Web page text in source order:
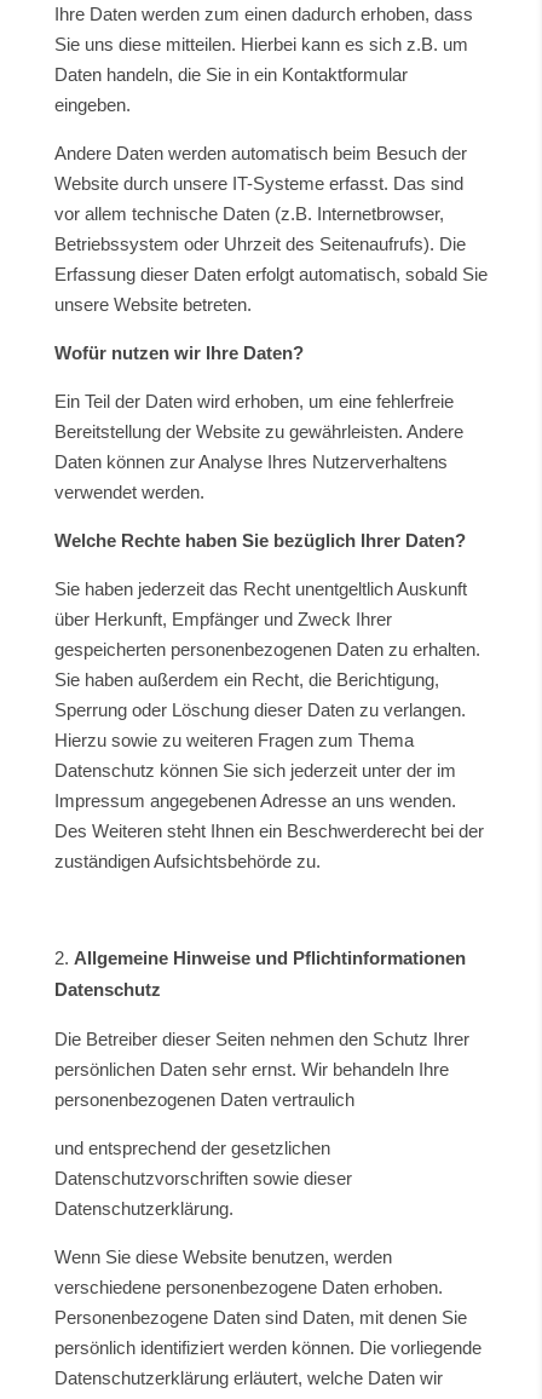
Ihre Daten werden zum einen dadurch erhoben, dass
Sie uns diese mitteilen. Hierbei kann es sich z.B. um
Daten handeln, die Sie in ein Kontaktformular
eingeben.
Andere Daten werden automatisch beim Besuch der
Website durch unsere IT-Systeme erfasst. Das sind
vor allem technische Daten (z.B. Internetbrowser,
Betriebssystem oder Uhrzeit des Seitenaufrufs). Die
Erfassung dieser Daten erfolgt automatisch, sobald Sie
unsere Website betreten.
Wofür nutzen wir Ihre Daten?
Ein Teil der Daten wird erhoben, um eine fehlerfreie
Bereitstellung der Website zu gewährleisten. Andere
Daten können zur Analyse Ihres Nutzerverhaltens
verwendet werden.
Welche Rechte haben Sie bezüglich Ihrer Daten?
Sie haben jederzeit das Recht unentgeltlich Auskunft
über Herkunft, Empfänger und Zweck Ihrer
gespeicherten personenbezogenen Daten zu erhalten.
Sie haben außerdem ein Recht, die Berichtigung,
Sperrung oder Löschung dieser Daten zu verlangen.
Hierzu sowie zu weiteren Fragen zum Thema
Datenschutz können Sie sich jederzeit unter der im
Impressum angegebenen Adresse an uns wenden.
Des Weiteren steht Ihnen ein Beschwerderecht bei der
zuständigen Aufsichtsbehörde zu.
Allgemeine Hinweise und Pflichtinformationen
Datenschutz
Die Betreiber dieser Seiten nehmen den Schutz Ihrer
persönlichen Daten sehr ernst. Wir behandeln Ihre
personenbezogenen Daten vertraulich
und entsprechend der gesetzlichen
Datenschutzvorschriften sowie dieser
Datenschutzerklärung.
Wenn Sie diese Website benutzen, werden
verschiedene personenbezogene Daten erhoben.
Personenbezogene Daten sind Daten, mit denen Sie
persönlich identifiziert werden können. Die vorliegende
Datenschutzerklärung erläutert, welche Daten wir